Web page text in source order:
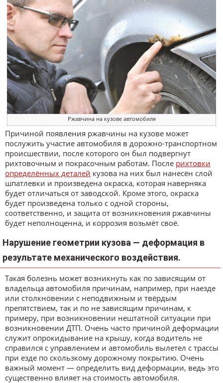
Ржавчина на кузове автомобиля
Причиной появления ржавчины на кузове может
послужить участие автомобиля в дорожно-транспортном
происшествии, после которого он был подвергнут
рихтовочным и покрасочным работам. После рихтовки
определённых деталей кузова на них был нанесён слой
шпатлевки и произведена окраска, которая наверняка
будет отличаться от заводской. Кроме этого, окраска
будет произведена только с одной стороны,
соответственно, и защита от возникновения ржавчины
будет неполноценна, и коррозия возьмёт своё.
Нарушение геометрии кузова — деформация в
результате механического воздействия.
Такая болезнь может возникнуть как по зависящим от
владельца автомобиля причинам, например, при наезде
или столкновении с неподвижным и твёрдым
препятствием, так и по не зависящим причинам, к
примеру, при возникновении нештатной ситуации при
возникновении ДТП. Очень часто причиной деформации
служит опрокидывание на крышу, когда водитель не
справился с управлением и автомобиль вылетел с трассы
при езде по скользкому дорожному покрытию. Очень
важный момент — определить вид деформации, ведь это
существенно влияет на стоимость автомобиля.